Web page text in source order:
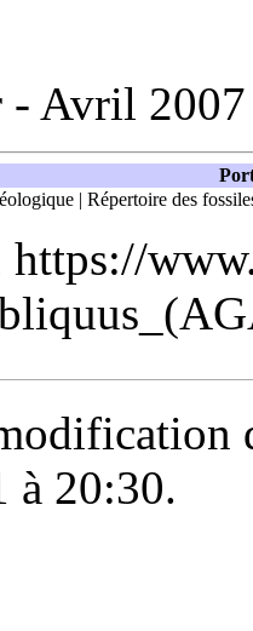
- Avril
| Répertoire des
https://
à 20:30.